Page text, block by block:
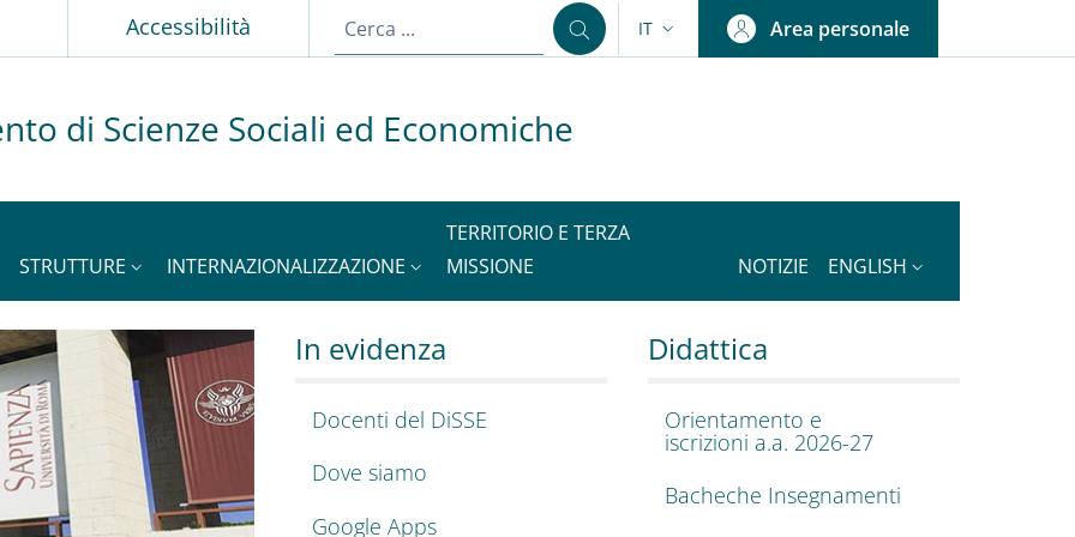
Accessibilità SELETTORE LINGUA: CURRENT LANGUAGE
IT Area personale
di Scienze Sociali ed Economiche
STRUTTURE INTERNAZIONALIZZAZIONE
TERRITORIO E TERZA
MISSIONE
NOTIZIE ENGLISH
Sociali ed Economiche
del dipartimento di Scienze Sociali ed
In evidenza
Docenti del DiSSE
Dove siamo
Google Apps
Didattica
Orientamento e
iscrizioni a.a. 2026-27
Bacheche Insegnamenti